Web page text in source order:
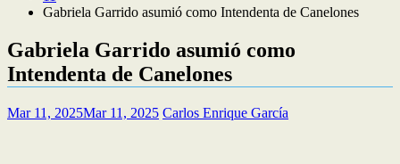
Gabriela Garrido asumió como Intendenta de Canelones
Gabriela Garrido asumió como
Intendenta de Canelones
Mar 11, 2025Mar 11, 2025 Carlos Enrique García